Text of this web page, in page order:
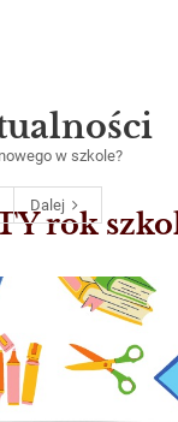
w szkole?
rok
Dalej